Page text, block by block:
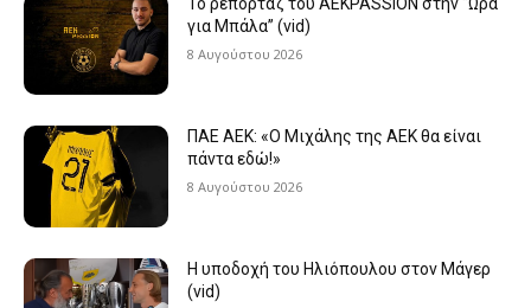
Το ρεπορτάζ του AEKPASSION στην “Ώρα
για Μπάλα” (vid)
8 Αυγούστου 2026
ΠΑΕ ΑΕΚ: «Ο Μιχάλης της ΑΕΚ θα είναι
πάντα εδώ!»
8 Αυγούστου 2026
Η υποδοχή του Ηλιόπουλου στον Μάγερ
(vid)